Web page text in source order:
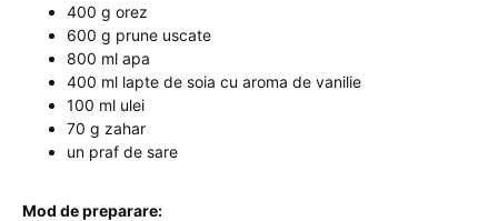
400 g orez
600 g prune uscate
800 ml apa
400 ml lapte de soia cu aroma de vanilie
100 ml ulei
70 g zahar
un praf de sare
Mod de preparare: